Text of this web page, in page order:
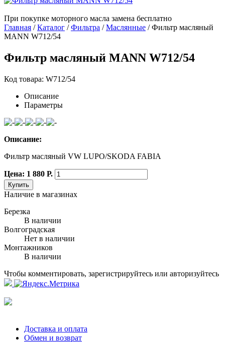
При покупке моторного масла замена бесплатно
Главная /Каталог /Фильтра /Маслянные /Фильтр масляный
MANN W712/54
Фильтр масляный MANN W712/54
Код товара: W712/54
Описание
Параметры
Описание:
Фильтр масляный VW LUPO/SKODA FABIA
Цена: 1 880 Р.
Купить
Наличие в магазинах
Березка
В наличии
Волгоградская
Нет в наличии
Монтажников
В наличии
Чтобы комментировать, зарегистрируйтесь или авторизуйтесь
Доставка и оплата
Обмен и возврат